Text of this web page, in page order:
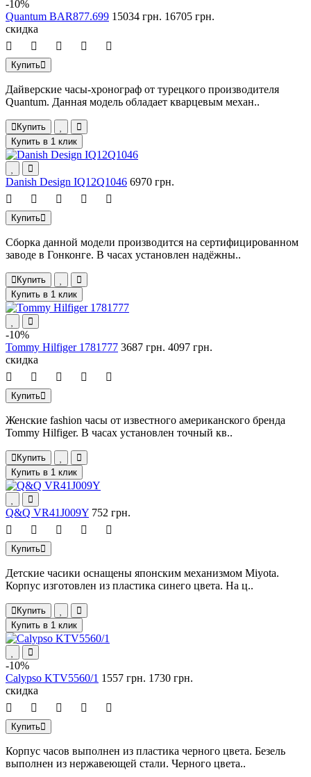
-10%
Quantum BAR877.699 15034 грн. 16705 грн.
скидка
Купить
Дайверские часы-хронограф от турецкого производителя
Quantum. Данная модель обладает кварцевым механ..
Купить
Купить в 1 клик
Danish Design IQ12Q1046 6970 грн.
Купить
Сборка данной модели производится на сертифицированном
заводе в Гонконге. В часах установлен надёжны..
Купить
Купить в 1 клик
-10%
Tommy Hilfiger 1781777 3687 грн. 4097 грн.
скидка
Купить
Женские fashion часы от известного американского бренда
Tommy Hilfiger. В часах установлен точный кв..
Купить
Купить в 1 клик
Q&Q VR41J009Y 752 грн.
Купить
Детские часики оснащены японским механизмом Miyota.
Корпус изготовлен из пластика синего цвета. На ц..
Купить
Купить в 1 клик
-10%
Calypso KTV5560/1 1557 грн. 1730 грн.
скидка
Купить
Корпус часов выполнен из пластика черного цвета. Безель
выполнен из нержавеющей стали. Черного цвета..